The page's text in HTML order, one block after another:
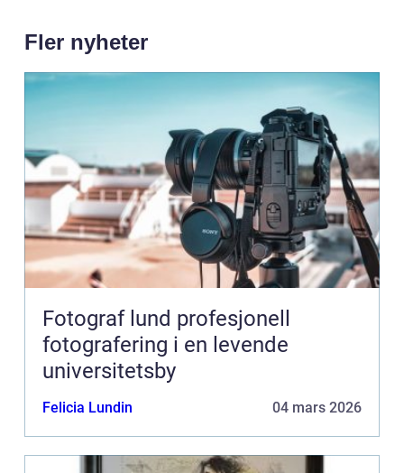
Fler nyheter
Fotograf lund profesjonell
fotografering i en levende
universitetsby
Felicia Lundin 04 mars 2026